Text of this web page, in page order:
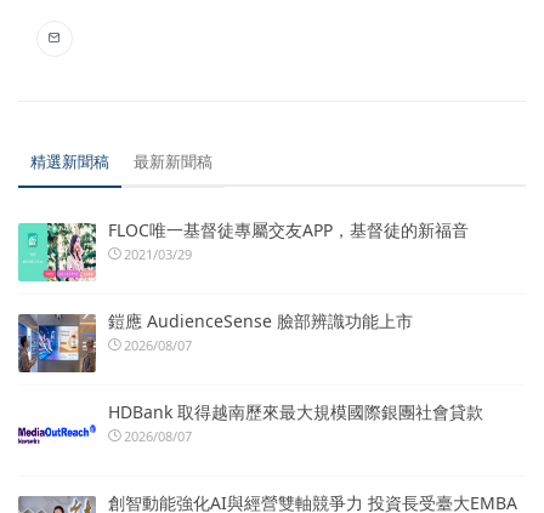
精選新聞稿 最新新聞稿
FLOC唯一基督徒專屬交友APP，基督徒的新福音
2021/03/29
鎧應 AudienceSense 臉部辨識功能上市
2026/08/07
HDBank 取得越南歷來最大規模國際銀團社會貸款
2026/08/07
創智動能強化AI與經營雙軸競爭力 投資長受臺大EMBA